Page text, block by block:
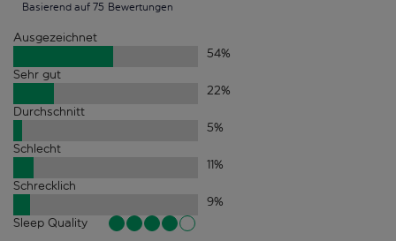
Basierend auf 75 Bewertungen
Ausgezeichnet
54%
Sehr gut
22%
Durchschnitt
5%
Schlecht
11%
Schrecklich
9%
Sleep Quality